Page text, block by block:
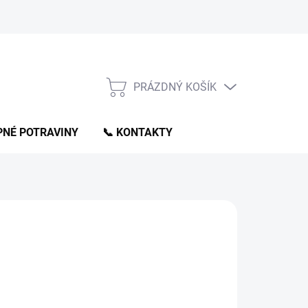
NÁKUPNÍ
PRÁZDNÝ KOŠÍK
POTRAVINY 📞 KONTAKTY